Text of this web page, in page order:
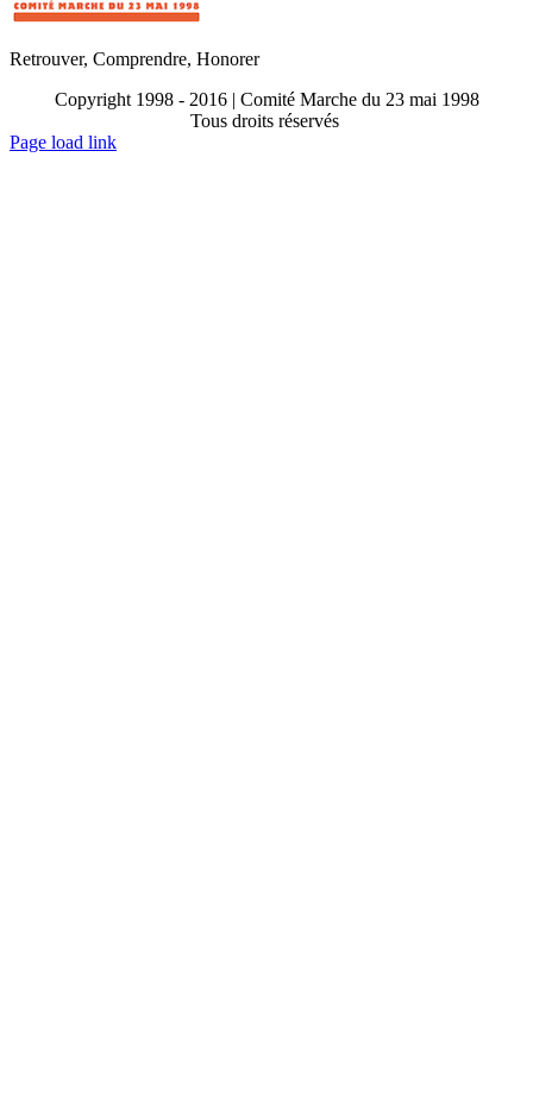
Retrouver, Comprendre, Honorer
Copyright 1998 - 2016 | Comité Marche du 23 mai 1998
Tous droits réservés
Toggle
Page load link